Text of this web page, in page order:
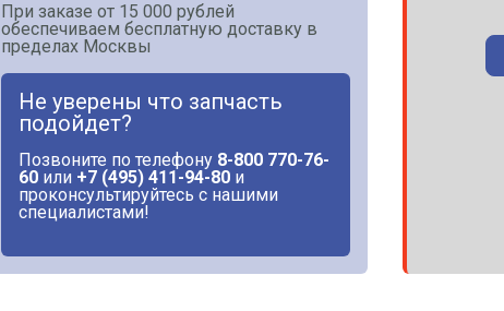
При заказе от 15 000 рублей
обеспечиваем бесплатную доставку в
пределах Москвы
Не уверены что запчасть
подойдет?
Позвоните по телефону 8-800 770-76-
60 или +7 (495) 411-94-80 и
проконсультируйтесь с нашими
специалистами!